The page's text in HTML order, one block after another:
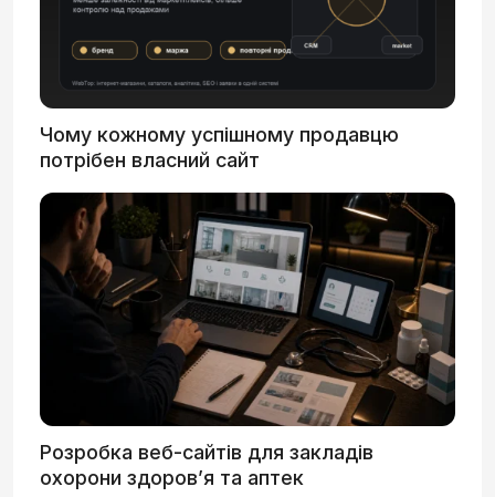
Чому кожному успішному продавцю
потрібен власний сайт
Розробка веб-сайтів для закладів
охорони здоров’я та аптек